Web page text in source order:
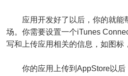
应用开发好了以后，你的就能
场。你需要设置一个iTunes
写和上传应用相关的信息，如图标
你的应用上传到AppStore以后